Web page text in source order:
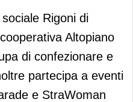
sociale Rigoni di
Altopiano
di confezionare e
partecipa a eventi
e StraWoman